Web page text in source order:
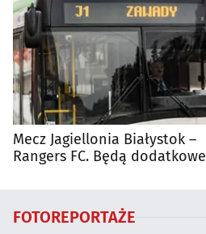
Mecz Jagiellonia Białystok –
Rangers FC. Będą dodatkowe
FOTOREPORTAŻE